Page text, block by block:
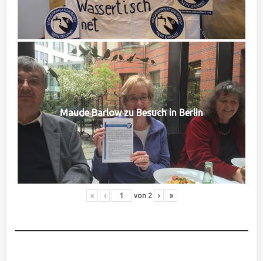
Maude Barlow zu Besuch in Berlin
« ‹ von 2 › »